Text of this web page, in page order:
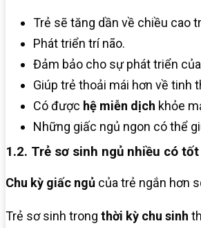
Trẻ sẽ tăng dần về chiều cao
Phát triển trí não.
Đảm bảo cho sự phát triển của
Giúp trẻ thoải mái hơn về tinh
Có được hệ miễn dịch khỏe
Những giấc ngủ ngon có thể
1.2. Trẻ sơ sinh ngủ nhiều có
Chu kỳ giấc ngủ của trẻ ngắn hơn
Trẻ sơ sinh trong thời kỳ chu sinh